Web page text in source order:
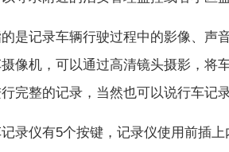
是记录车辆行驶过程中的影像、声
像机，可以通过高清镜头摄影，将
完整的记录，当然也可以说行车记
录仪有5个按键，记录仪使用前插